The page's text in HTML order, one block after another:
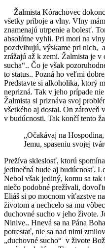
Žalmista Kórachovec
všetky príboje a vlny. Vlny
znamenajú utrpenie a bolesť.
absolútne vyhli. Pri mori na
pozdvihujú, výskame pri nich,
zrážajú až k zemi. Žalmista je
sucha“.. Čo je však
to status.. Pozná ho veľmi
Predstavte si alkoholika, ktorý
neprizná. Tak v jeho prípade
Žalmista si priznáva svoj
všetkého aj dostal. On zároveň
v budúcnosti. Tak končí tento
„Očakávaj na
Jemu, spaseniu svojej
Prežíva skleslosť, ktorú
jedinečná bude aj budúcnosť.
Nebol však jediný, komu sa
niečo podobné prežívali,
Eliáš si po mocnom víťazstve
životom a nechcelo sa mu
duchovné sucho v jeho živote.
Ninive.. Hnevá sa na Pána
potrestať, nie sa nad nimi
„duchovné sucho“ v živote